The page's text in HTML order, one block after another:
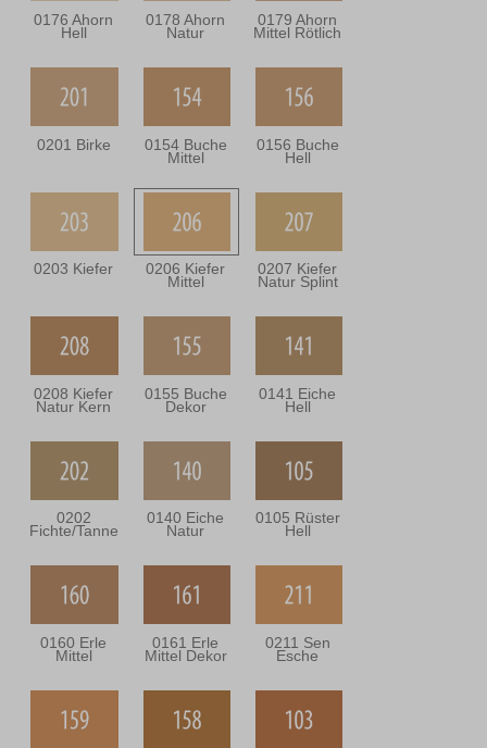
0176 Ahorn
Hell
0178 Ahorn
Natur
0179 Ahorn
Mittel Rötlich
0201 Birke 0154 Buche
Mittel
0156 Buche
Hell
0203 Kiefer 0206 Kiefer
Mittel
0207 Kiefer
Natur Splint
0208 Kiefer
Natur Kern
0155 Buche
Dekor
0141 Eiche
Hell
0202
Fichte/Tanne
0140 Eiche
Natur
0105 Rüster
Hell
0160 Erle
Mittel
0161 Erle
Mittel Dekor
0211 Sen
Esche